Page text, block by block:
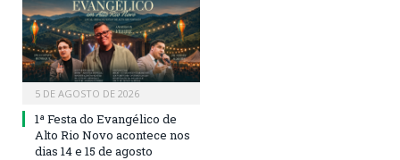
5 DE AGOSTO DE 2026
1ª Festa do Evangélico de
Alto Rio Novo acontece nos
dias 14 e 15 de agosto